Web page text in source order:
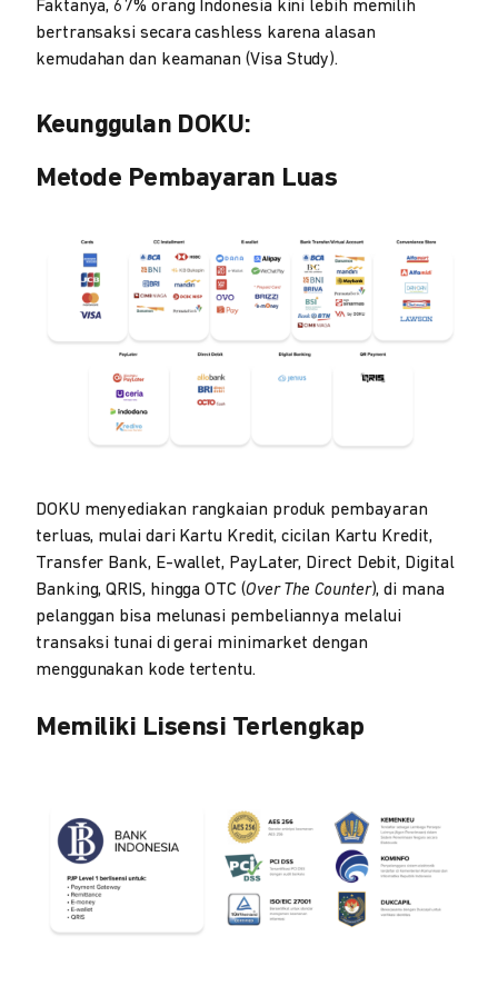
Faktanya, 67% orang Indonesia kini lebih memilih
bertransaksi secara cashless karena alasan
kemudahan dan keamanan (Visa Study).
Keunggulan DOKU:
Metode Pembayaran Luas
DOKU menyediakan rangkaian produk pembayaran
terluas, mulai dari Kartu Kredit, cicilan Kartu Kredit,
Transfer Bank, E-wallet, PayLater, Direct Debit, Digital
Banking, QRIS, hingga OTC (Over The Counter), di mana
pelanggan bisa melunasi pembeliannya melalui
transaksi tunai di gerai minimarket dengan
menggunakan kode tertentu.
Memiliki Lisensi Terlengkap